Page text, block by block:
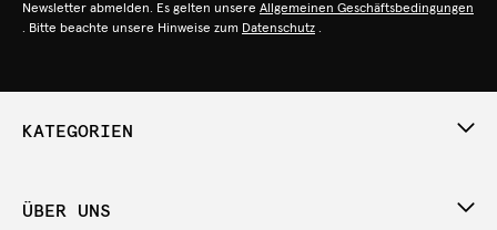
Newsletter abmelden. Es gelten unsere Allgemeinen Geschäftsbedingungen
. Bitte beachte unsere Hinweise zum Datenschutz .
KATEGORIEN
ÜBER UNS